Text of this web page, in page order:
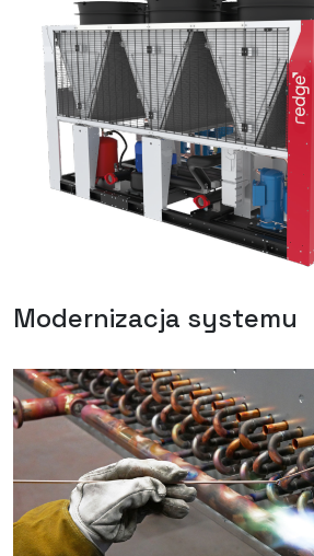
Modernizacja systemu